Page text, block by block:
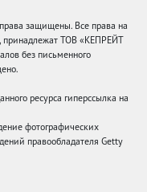
защищены. Все права на
принадлежат ТОВ «КЕПРЕЙТ
без письменного
ресурса гиперссылка на
фотографических
правообладателя Getty